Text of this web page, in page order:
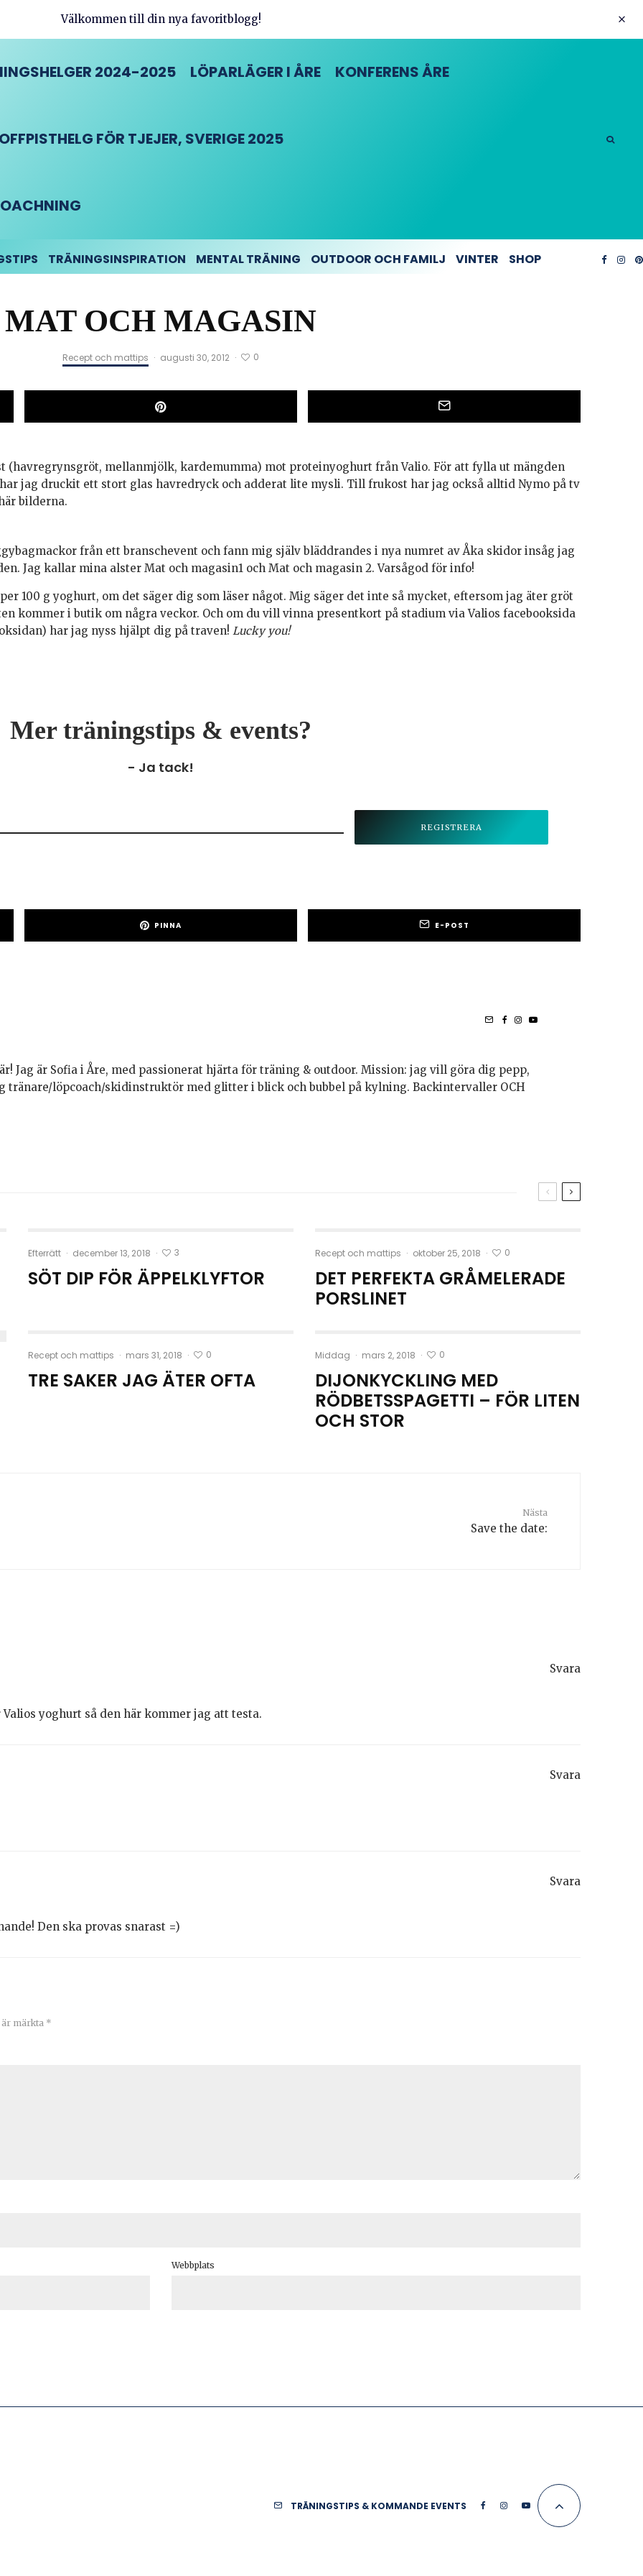
Välkommen till din nya favoritblogg!
2024-2025 LÖPARLÄGER I ÅRE KONFERENS ÅRE
FÖR TJEJER, SVERIGE 2025
TRÄNINGSINSPIRATION MENTAL TRÄNING OUTDOOR OCH FAMILJ VINTER SHOP
MAT OCH MAGASIN
Recept och mattips · augusti 30, 2012 · 0
mellanmjölk, kardemumma) mot proteinyoghurt från Valio. För att fylla ut mängden
jag druckit ett stort glas havredryck och adderat lite mysli. Till frukost har jag också alltid Nymo på tv
bilderna.
från ett branschevent och fann mig själv bläddrandes i nya numret av Åka skidor insåg jag
Jag kallar mina alster Mat och magasin1 och Mat och magasin 2. Varsågod för info!
100 g yoghurt, om det säger dig som läser något. Mig säger det inte så mycket, eftersom jag äter gröt
kommer i butik om några veckor. Och om du vill vinna presentkort på stadium via Valios facebooksida
har jag nyss hjälpt dig på traven! Lucky you!
Mer träningstips & events?
- Ja tack!
PINNA E-POST
Jag är Sofia i Åre, med passionerat hjärta för träning & outdoor. Mission: jag vill göra dig pepp,
tränare/löpcoach/skidinstruktör med glitter i blick och bubbel på kylning. Backintervaller OCH
Efterrätt · december 13, 2018 · 3
SÖT DIP FÖR ÄPPELKLYFTOR
Recept och mattips · oktober 25, 2018 · 0
DET PERFEKTA GRÅMELERADE
PORSLINET
Recept och mattips · mars 31, 2018 · 0
TRE SAKER JAG ÄTER OFTA
Middag · mars 2, 2018 · 0
DIJONKYCKLING MED
RÖDBETSSPAGETTI – FÖR LITEN
OCH STOR
Nästa
Save the date:
yoghurt så den här kommer jag att testa.
Svara
Svara
Den ska provas snarast =)
Svara
märkta *
Webbplats
TRÄNINGSTIPS & KOMMANDE EVENTS